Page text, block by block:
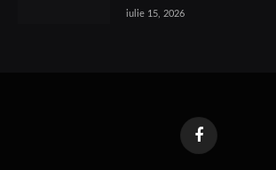
iulie 15, 2026
Facebook